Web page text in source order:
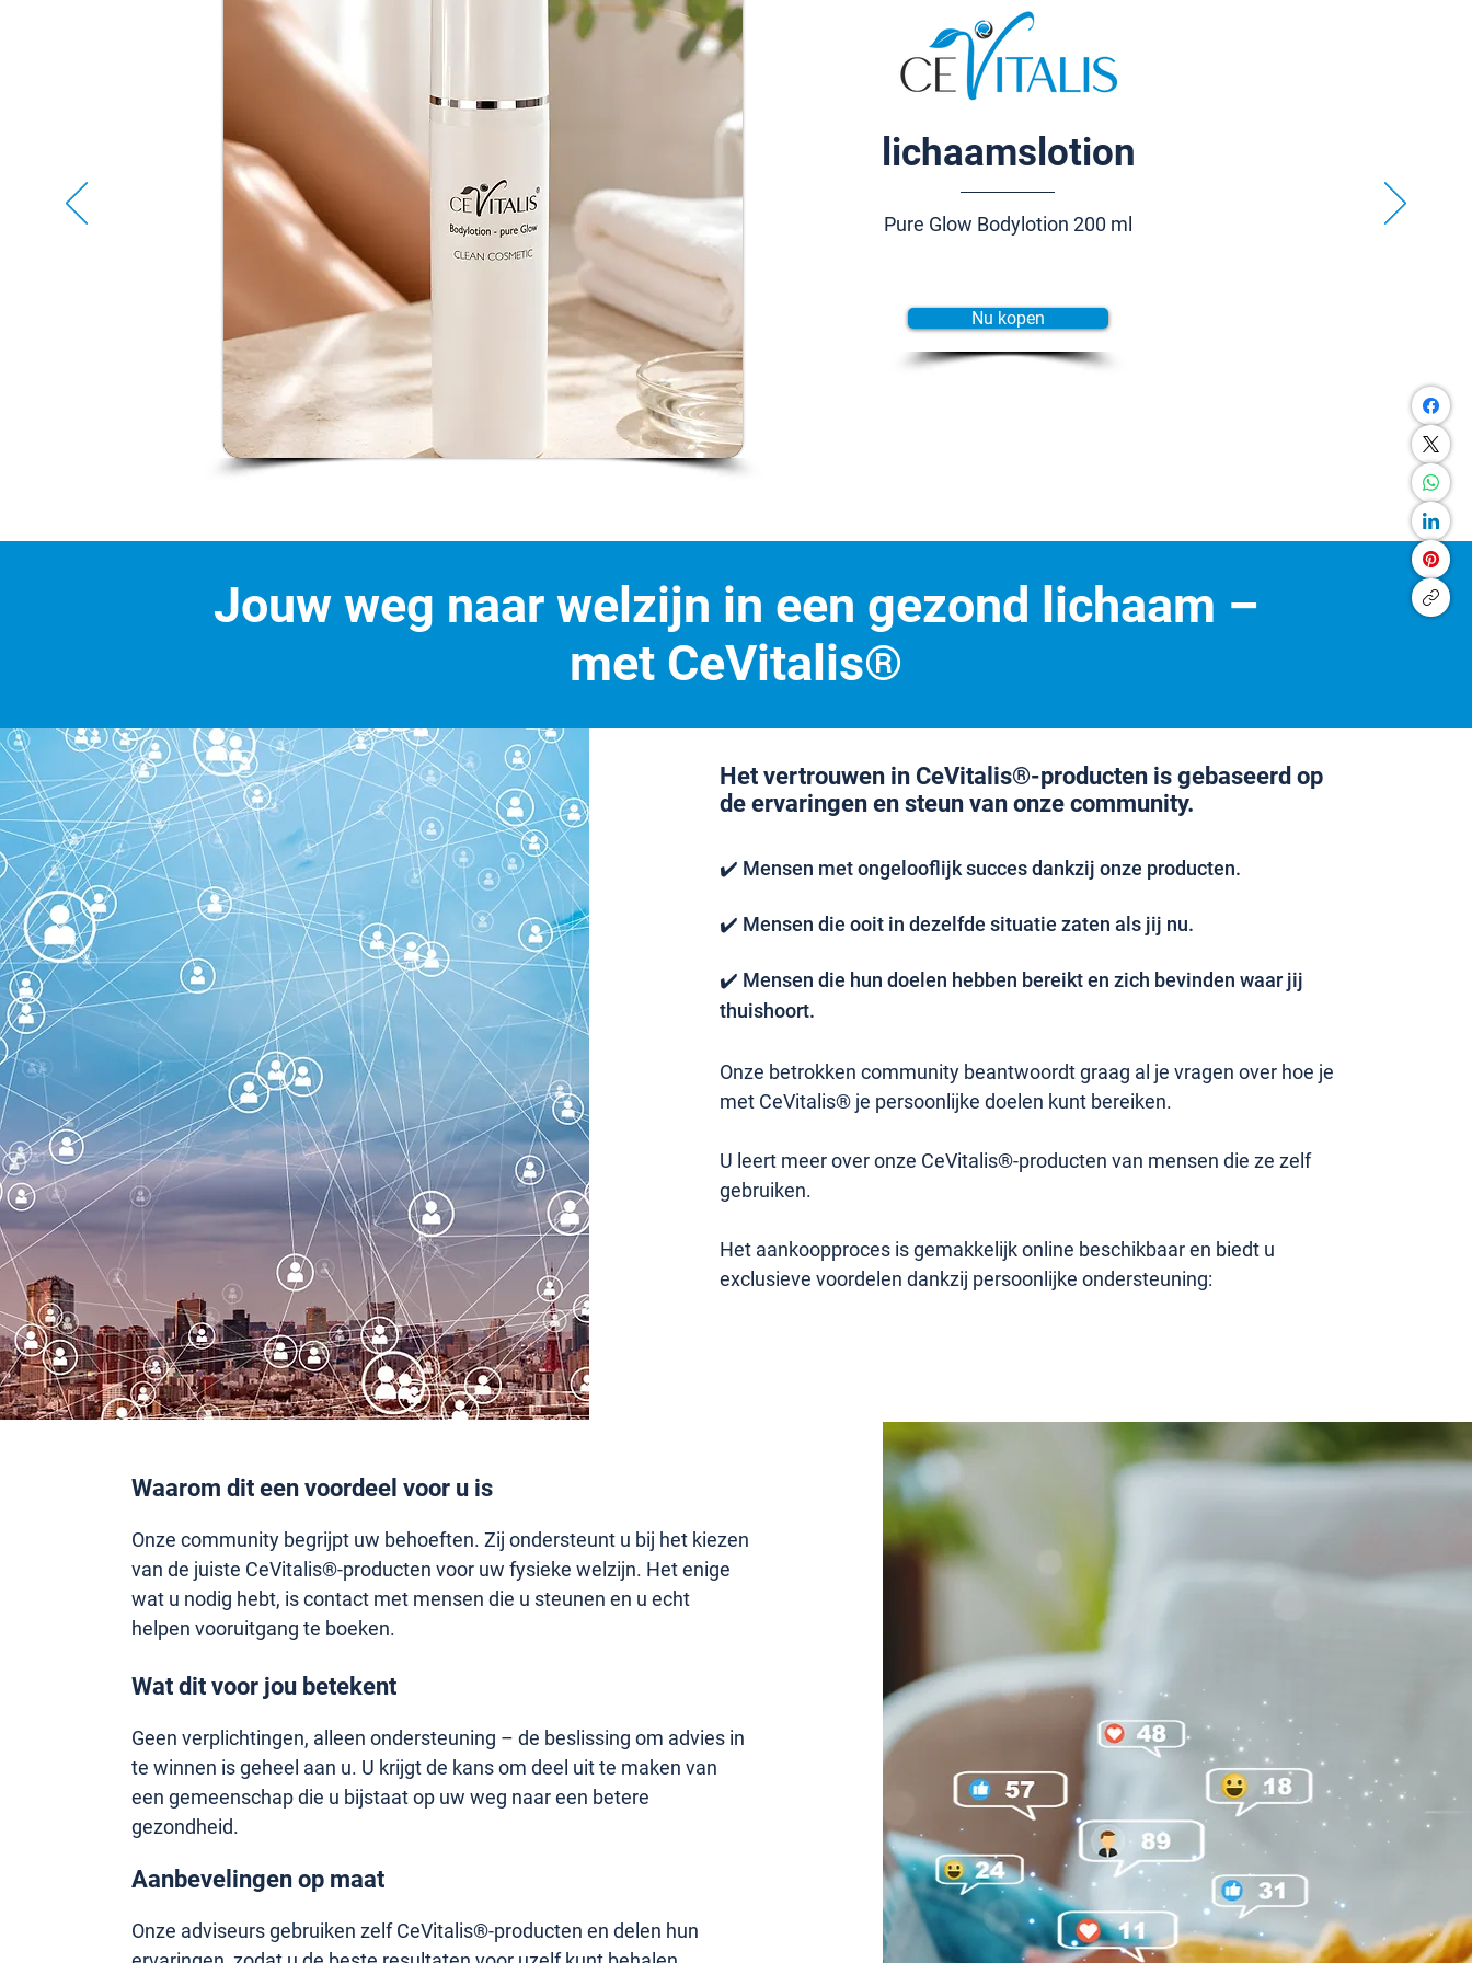
lichaamslotion
Pure Glow Bodylotion 200 ml
Nu kopen
Jouw weg naar welzijn in een gezond lichaam –
met CeVitalis®
Het vertrouwen in CeVitalis®-producten is gebaseerd op
de ervaringen en steun van onze community.
✔️ Mensen met ongelooflijk succes dankzij onze producten.
✔️ Mensen die ooit in dezelfde situatie zaten als jij nu.
✔️ Mensen die hun doelen hebben bereikt en zich bevinden waar jij
thuishoort.
Onze betrokken community beantwoordt graag al je vragen over hoe je
met CeVitalis® je persoonlijke doelen kunt bereiken.
U leert meer over onze CeVitalis®-producten van mensen die ze zelf
gebruiken.
Het aankoopproces is gemakkelijk online beschikbaar en biedt u
exclusieve voordelen dankzij persoonlijke ondersteuning:
Waarom dit een voordeel voor u is
Onze community begrijpt uw behoeften. Zij ondersteunt u bij het kiezen
van de juiste CeVitalis®-producten voor uw fysieke welzijn. Het enige
wat u nodig hebt, is contact met mensen die u steunen en u echt
helpen vooruitgang te boeken.
Wat dit voor jou betekent
Geen verplichtingen, alleen ondersteuning – de beslissing om advies in
te winnen is geheel aan u. U krijgt de kans om deel uit te maken van
een gemeenschap die u bijstaat op uw weg naar een betere
gezondheid.
Aanbevelingen op maat
Onze adviseurs gebruiken zelf CeVitalis®-producten en delen hun